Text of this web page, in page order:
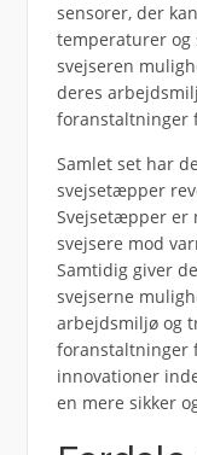
sensorer, der
temperaturer og
svejseren
deres
foranstaltninger
Samlet set har
svejsetæpper
Svejsetæpper er
svejsere mod
Samtidig giver
svejserne
arbejdsmiljø og
foranstaltninger
innovationer
en mere sikker